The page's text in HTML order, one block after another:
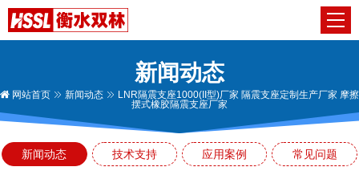
新闻动态
网站首页 新闻动态
LNR隔震支座1000(II型)厂家 隔震支座定制生产厂家 摩擦
摆式橡胶隔震支座厂家
新闻动态 技术支持 应用案例 常见问题